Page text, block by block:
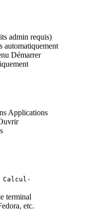
admin requis)
automatiquement
Démarrer
Applications
Calcul-
terminal
etc.